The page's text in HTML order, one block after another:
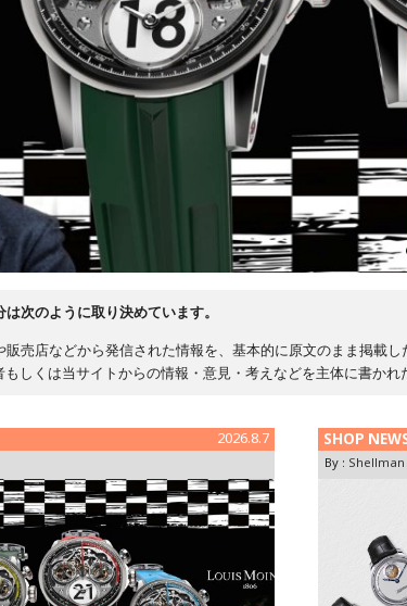
次のように取り決めています。
販売店などから発信された情報を、基本的に原文のまま掲載し
もしくは当サイトからの情報・意見・考えなどを主体に書かれ
2026.8.7 SHOP
By : Shellman